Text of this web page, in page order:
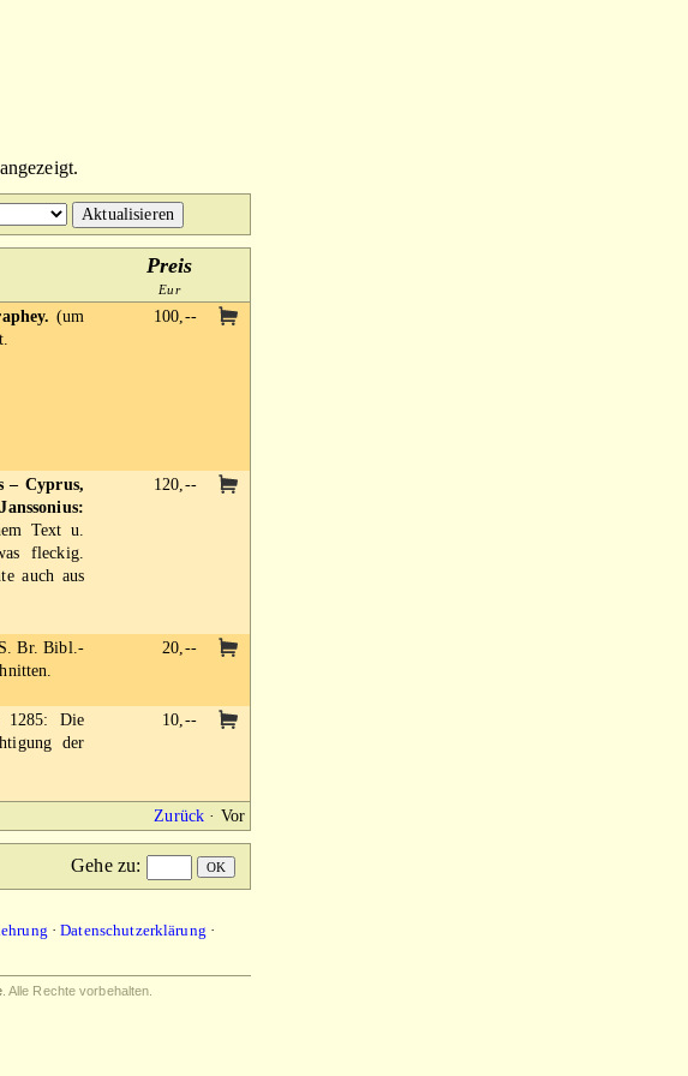
Preis
Eur
(um
100,--
– Cyprus,
Text u.
fleckig.
auch aus
120,--
Br. Bibl.-
20,--
1285: Die
der
10,--
Zurück · Vor
Gehe zu:
·Datenschutzerklärung ·
. Alle Rechte vorbehalten.